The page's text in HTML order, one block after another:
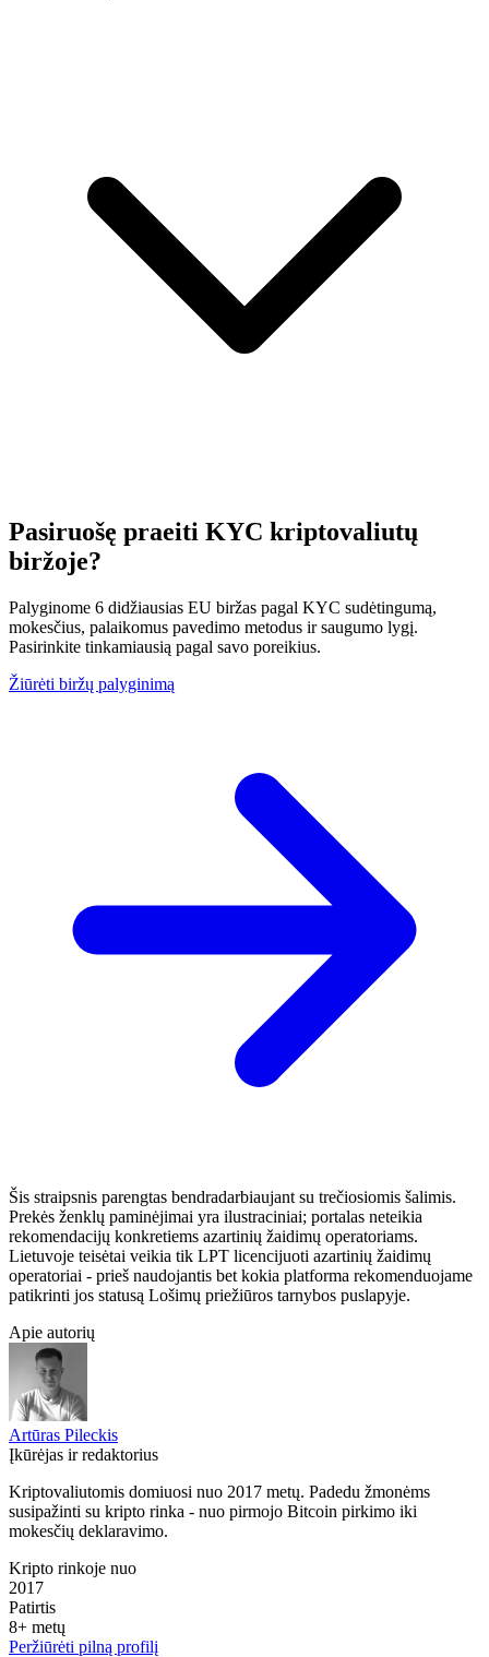
Pasiruošę praeiti KYC kriptovaliutų
biržoje?
Palyginome 6 didžiausias EU biržas pagal KYC sudėtingumą,
mokesčius, palaikomus pavedimo metodus ir saugumo lygį.
Pasirinkite tinkamiausią pagal savo poreikius.
Žiūrėti biržų palyginimą
Šis straipsnis parengtas bendradarbiaujant su trečiosiomis šalimis.
Prekės ženklų paminėjimai yra ilustraciniai; portalas neteikia
rekomendacijų konkretiems azartinių žaidimų operatoriams.
Lietuvoje teisėtai veikia tik LPT licencijuoti azartinių žaidimų
operatoriai - prieš naudojantis bet kokia platforma rekomenduojame
patikrinti jos statusą Lošimų priežiūros tarnybos puslapyje.
Apie autorių
Artūras Pileckis
Įkūrėjas ir redaktorius
Kriptovaliutomis domiuosi nuo 2017 metų. Padedu žmonėms
susipažinti su kripto rinka - nuo pirmojo Bitcoin pirkimo iki
mokesčių deklaravimo.
Kripto rinkoje nuo
2017
Patirtis
8+ metų
Peržiūrėti pilną profilį